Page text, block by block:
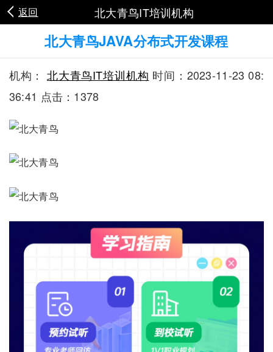
返回 北大青鸟IT培训机构
北大青鸟JAVA分布式开发课程
机构： 北大青鸟IT培训机构 时间：2023-11-23 08:
36:41 点击：1378